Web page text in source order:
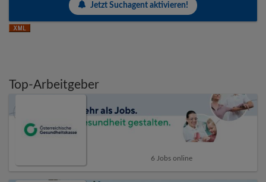
Jetzt Suchagent aktivieren!
Top-Arbeitgeber
6 Jobs online